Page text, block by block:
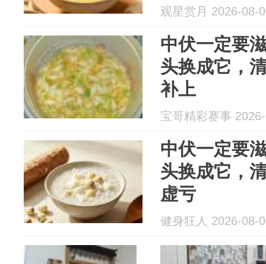
观星赏月 2026-08-
中伏一定要
头换成它，
补上
宝哥精彩赛事
中伏一定要
头换成它，
虚亏
健身狂人 2026-08-